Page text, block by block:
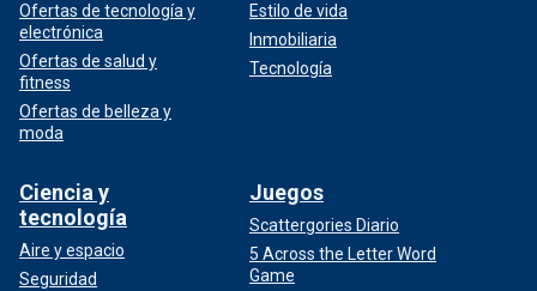
Ofertas de tecnología y
electrónica
Ofertas de salud y
fitness
Ofertas de belleza y
moda
Estilo de vida
Inmobiliaria
Tecnología
Ciencia y
tecnología
Aire y espacio
Seguridad
Juegos
Scattergories Diario
5 Across the Letter Word
Game